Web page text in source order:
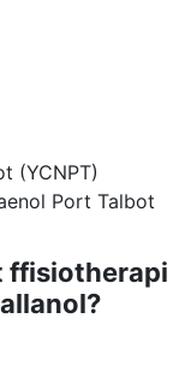
(YCNPT)
Port Talbot
ffisiotherapi